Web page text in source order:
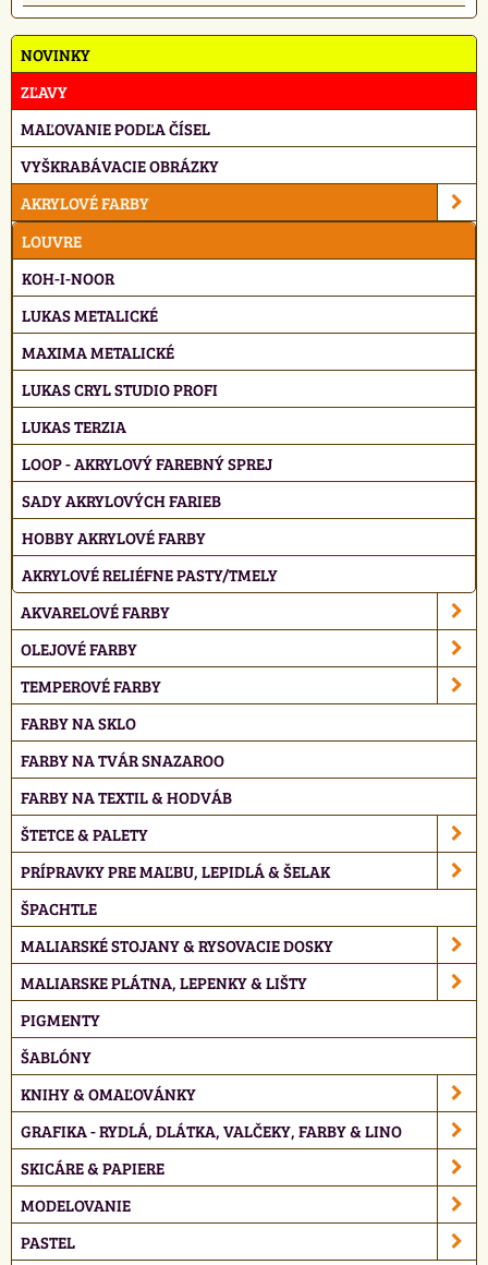
NOVINKY
ZĽAVY
MAĽOVANIE PODĽA ČÍSEL
VYŠKRABÁVACIE OBRÁZKY
AKRYLOVÉ FARBY
LOUVRE
KOH-I-NOOR
LUKAS METALICKÉ
MAXIMA METALICKÉ
LUKAS CRYL STUDIO PROFI
LUKAS TERZIA
LOOP - AKRYLOVÝ FAREBNÝ SPREJ
SADY AKRYLOVÝCH FARIEB
HOBBY AKRYLOVÉ FARBY
AKRYLOVÉ RELIÉFNE PASTY/TMELY
AKVARELOVÉ FARBY
OLEJOVÉ FARBY
TEMPEROVÉ FARBY
FARBY NA SKLO
FARBY NA TVÁR SNAZAROO
FARBY NA TEXTIL & HODVÁB
ŠTETCE & PALETY
PRÍPRAVKY PRE MAĽBU, LEPIDLÁ & ŠELAK
ŠPACHTLE
MALIARSKÉ STOJANY & RYSOVACIE DOSKY
MALIARSKE PLÁTNA, LEPENKY & LIŠTY
PIGMENTY
ŠABLÓNY
KNIHY & OMAĽOVÁNKY
GRAFIKA - RYDLÁ, DLÁTKA, VALČEKY, FARBY & LINO
SKICÁRE & PAPIERE
MODELOVANIE
PASTEL